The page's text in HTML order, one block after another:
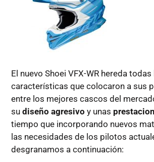
El nuevo Shoei VFX-WR hereda todas
características que colocaron a sus
entre los mejores cascos del
su diseño agresivo y unas
tiempo que incorporando nuevos
las necesidades de los pilotos
desgranamos a continuación: